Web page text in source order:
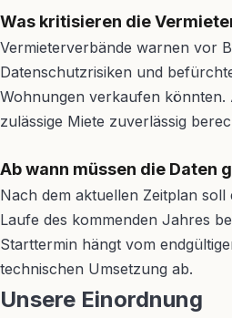
Was kritisieren die
Vermieterverbände warnen vor
Datenschutzrisiken und
Wohnungen verkaufen könnten.
zulässige Miete zuverlässig
Ab wann müssen die Daten
Nach dem aktuellen Zeitplan soll
Laufe des kommenden Jahres
Starttermin hängt vom
technischen Umsetzung ab.
Unsere Einordnung